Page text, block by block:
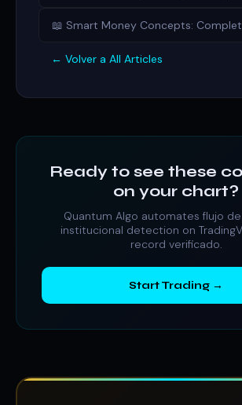
📖 Smart Money Concepts:
← Volver a All Articles
Ready to see these
on your chart?
Quantum Algo automates flujo
institucional detection on
record verificado.
Start Trading →